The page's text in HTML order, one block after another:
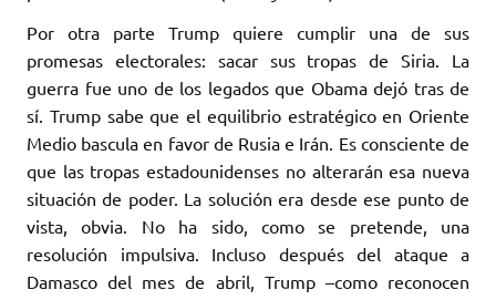
Por otra parte Trump quiere cumplir una de sus
promesas electorales: sacar sus tropas de Siria. La
guerra fue uno de los legados que Obama dejó tras de
sí. Trump sabe que el equilibrio estratégico en Oriente
Medio bascula en favor de Rusia e Irán. Es consciente de
que las tropas estadounidenses no alterarán esa nueva
situación de poder. La solución era desde ese punto de
vista, obvia. No ha sido, como se pretende, una
resolución impulsiva. Incluso después del ataque a
Damasco del mes de abril, Trump –como reconocen